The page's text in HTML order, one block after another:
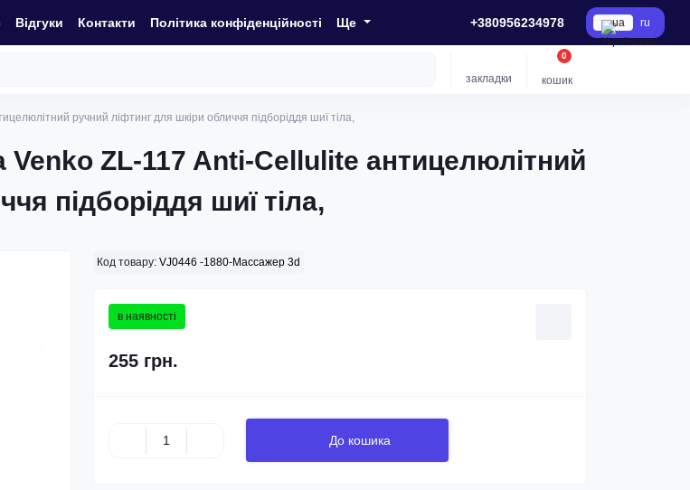
Відгуки Контакти Політика конфіденційності Ще +380956234978 ua ru
закладки кошик
0
ручний ліфтинг для шкіри обличчя підборіддя шиї тіла,
ZL-117 Anti-Cellulite антицелюлітний
підборіддя шиї тіла,
Код товару: VJ0446 -1880-Массажер 3d
в наявності
255 грн.
До кошика